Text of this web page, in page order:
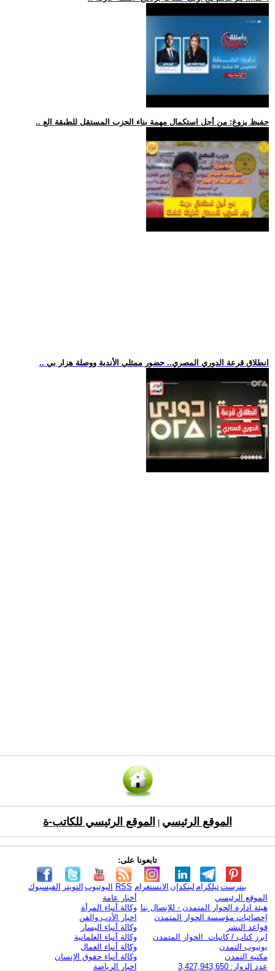
.. حفيظ يزوغ: من أجل استكمال مهمة بناء الحزب المستقل للطبقة الع
.. انطلاق قرعة الدوري المصري.. حضور ممثلي الأندية ووصلة هزار بي
الموقع الرئيسي الموقع الرئيسي للكاتب-ة
تابعونا على:
الفيسبوك التويتر اليوتيوب RSS الانستغرام لينكدإن تيلكرامبنترست
الموقع الرئيسي
هيئة ادارة الحوار المتمدن - للإتصال بنا
إحصائيات مؤسسة الحوار المتمدن
قواعد النشر
ابرز كتاب / كاتبات الحوار المتمدن
يوتيوب التمدن
مكتبة التمدن
عدد الزوار: 3,427,943,650
أخبار عامة
وكالة أنباء المرأة
اخبار الأدب والفن
وكالة أنباء اليسار
وكالة أنباء العلمانية
وكالة أنباء العمال
وكالة أنباء حقوق الإنسان
اخبار الرياضة